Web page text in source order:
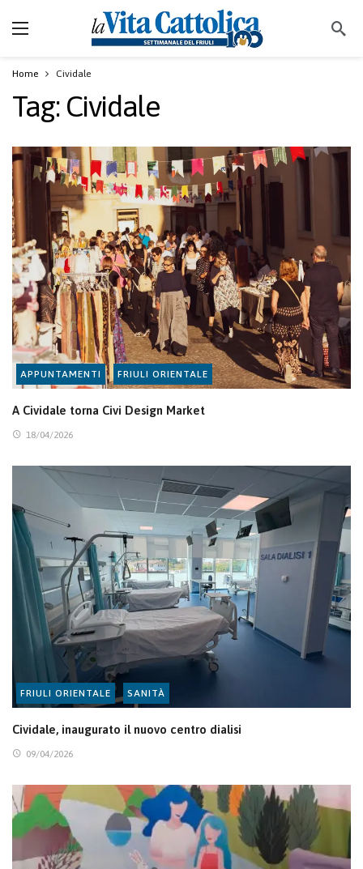
Home Cividale
Tag: Cividale
APPUNTAMENTI FRIULI ORIENTALE
A Cividale torna Civi Design Market
18/04/2026
FRIULI ORIENTALE SANITÀ
Cividale, inaugurato il nuovo centro dialisi
09/04/2026